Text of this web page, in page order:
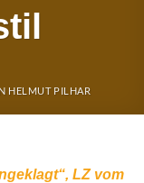
HELMUT PILHAR
LZ vom